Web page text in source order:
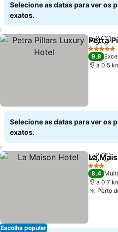
Selecione as datas para ver os
exatos.
Partilhar
Petra
5 Estrelas
9,8
a 0.5
Selecione as datas para ver os
exatos.
Escolha popular
Partilhar
La
3 Estrelas
8,4
a 0.7
Perto